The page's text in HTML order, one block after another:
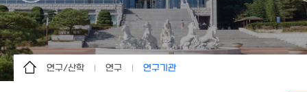
연구/산학 연구 연구기관